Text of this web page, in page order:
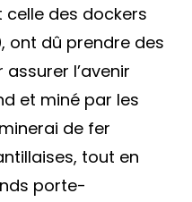
des dockers
ont dû prendre des
l’avenir
et miné par les
de fer
tout en
porte-